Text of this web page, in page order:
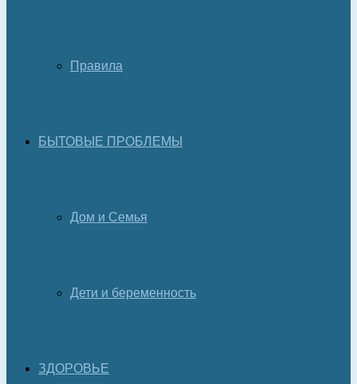
Правила
БЫТОВЫЕ ПРОБЛЕМЫ
Дом и Семья
Дети и беременность
ЗДОРОВЬЕ